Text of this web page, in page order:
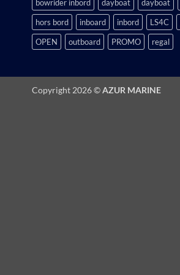
bowrider inbord
dayboat dayboat
hors bord
inboard inbord LS4C
OPEN
outboard PROMO regal
Copyright 2026 ©AZUR MARINE